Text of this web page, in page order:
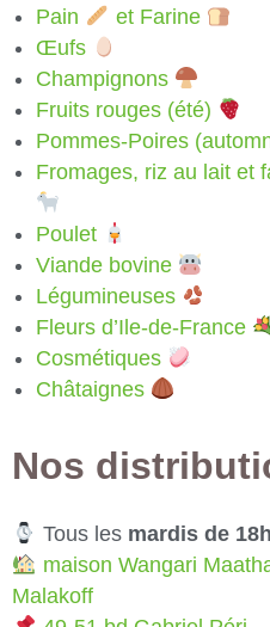
Pain
et Farine
Œufs
Champignons
Fruits rouges (été)
Pommes-Poires
Fromages, riz au lait et
Poulet
Viande bovine
Légumineuses
Fleurs d’Ile-de-France
Cosmétiques
Châtaignes
Nos
Tous lesmardis de
maison Wangari
Malakoff